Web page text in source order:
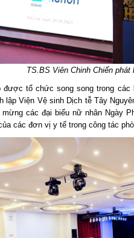
TS.BS Viên Chinh Chiến phát
được tổ chức song song trong các
lập Viện Vệ sinh Dịch tễ Tây
các đại biểu nữ nhân Ngày
các đơn vị y tế trong công tác